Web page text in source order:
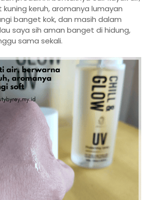
keruh, aromanya lumayan
banget kok, dan masih dalam
saya sih aman banget di hidung,
sama sekali.